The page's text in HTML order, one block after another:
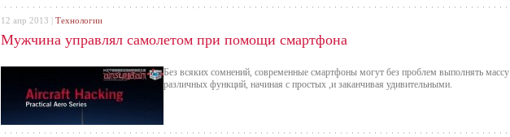
Мужчина управлял самолетом при помощи смартфона
Без всяких сомнений, современные смартфоны могут без проблем выполнять массу
различных функций, начиная с простых ,и заканчивая удивительными.
12 апр 2013 | Технологии